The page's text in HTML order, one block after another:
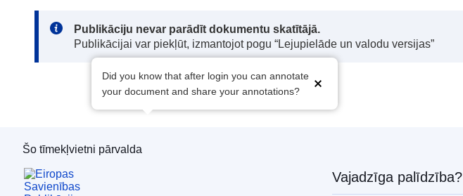
Note:
Publikāciju nevar parādīt dokumentu skatītājā.
Publikācijai var piekļūt, izmantojot pogu “Lejupielāde un valodu versijas”
Did you know that after login you can annotate
your document and share your annotations?
Eiropas Savienības Publikāciju birojs
Šo tīmekļvietni pārvalda
Vajadzīga palīdzība?